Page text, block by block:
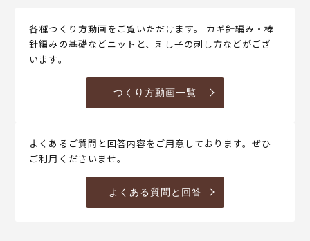
各種つくり方動画をご覧いただけます。 カギ針編み・棒
針編みの基礎などニットと、刺し子の刺し方などがござ
います。
つくり方動画一覧
よくあるご質問と回答内容をご用意しております。ぜひ
ご利用くださいませ。
よくある質問と回答